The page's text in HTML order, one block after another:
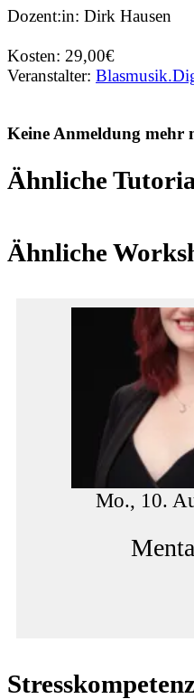
Dozent:in: Dirk Hausen
Kosten: 29,00€
Veranstalter:
Keine Anmeldung mehr
Ähnliche
Ähnliche
Mo., 10.